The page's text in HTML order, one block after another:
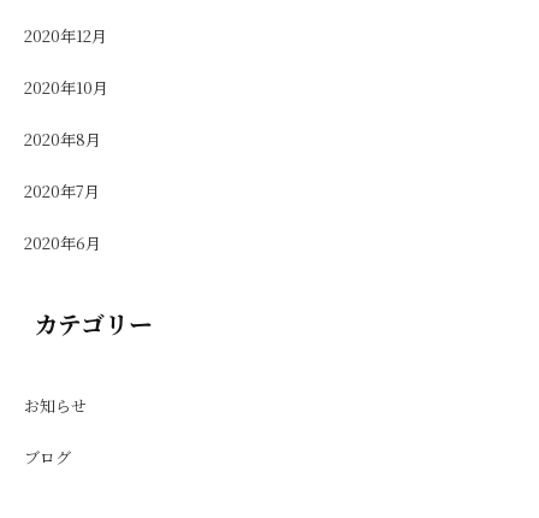
2020年12月
2020年10月
2020年8月
2020年7月
2020年6月
カテゴリー
お知らせ
ブログ